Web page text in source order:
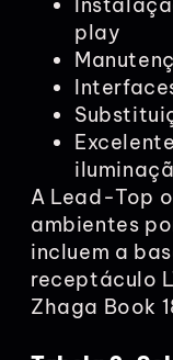
play
A Lead-Top
ambientes
incluem a
receptáculo
Zhaga Book